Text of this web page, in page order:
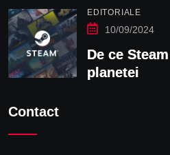
EDITORIALE
10/09/2024
De ce
planetei
Contact